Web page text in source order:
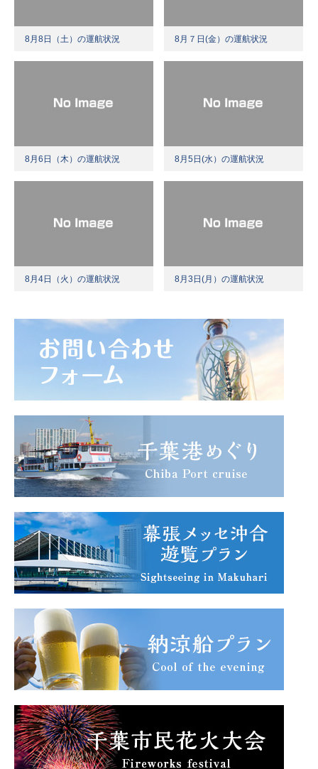
8月8日（土）の運航状況 8月７日(金）の運航状況
8月6日（木）の運航状況 8月5日(水）の運航状況
8月4日（火）の運航状況 8月3日(月）の運航状況